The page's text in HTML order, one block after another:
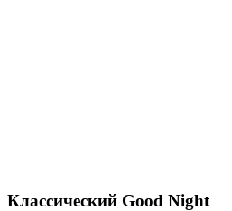
Классический Good Night